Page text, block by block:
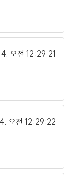
오전 12:29:21
오전 12:29:22